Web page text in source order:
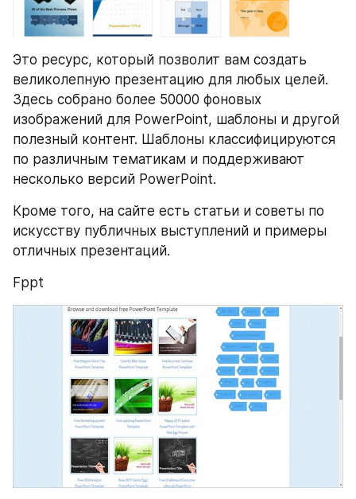
Это ресурс, который позволит вам создать
великолепную презентацию для любых целей.
Здесь собрано более 50000 фоновых
изображений для PowerPoint, шаблоны и другой
полезный контент. Шаблоны классифицируются
по различным тематикам и поддерживают
несколько версий PowerPoint.
Кроме того, на сайте есть статьи и советы по
искусству публичных выступлений и примеры
отличных презентаций.
Fppt